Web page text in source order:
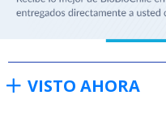
VISTO AHORA